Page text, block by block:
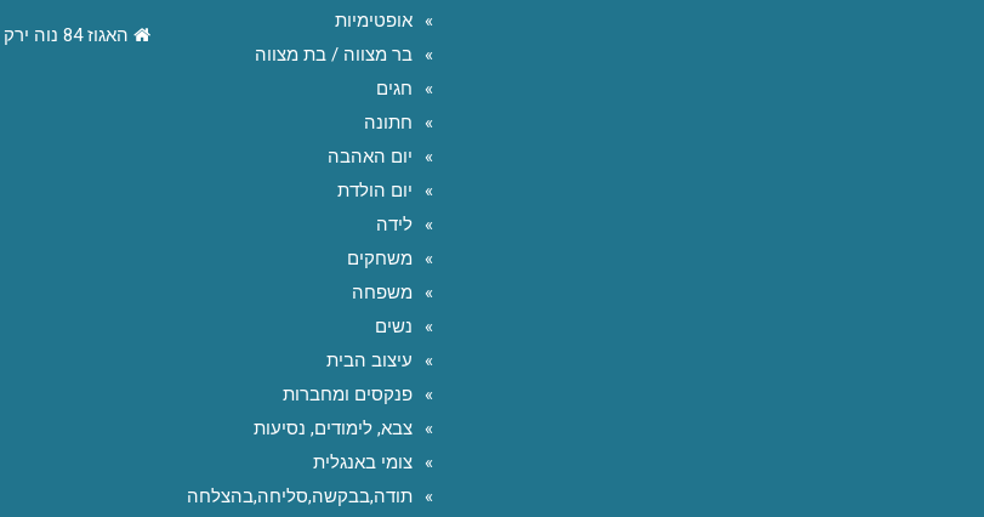
אופטימיות
בר מצווה / בת מצווה
חגים
חתונה
יום האהבה
יום הולדת
לידה
משחקים
משפחה
נשים
עיצוב הבית
פנקסים ומחברות
צבא, לימודים, נסיעות
צומי באנגלית
תודה,בבקשה,סליחה,בהצלחה
האגוז 84 נוה ירק